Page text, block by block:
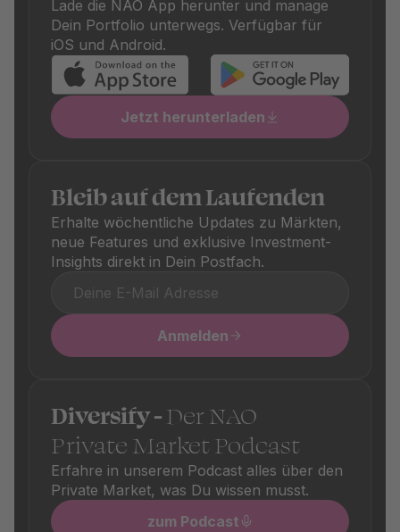
ebenfalls transparent ausgewiesen sind. Diese
unterscheiden sich je nach Produkt und sind in den
jeweiligen Produktdetails klar ersichtlich.
Lade die NAO App herunter und manage
Dein Portfolio unterwegs. Verfügbar für
iOS und Android.
Jetzt herunterladen
Bleib auf dem Laufenden
Erhalte wöchentliche Updates zu Märkten,
neue Features und exklusive Investment-
Insights direkt in Dein Postfach.
Anmelden
Diversify -Der NAO
Private Market Podcast
Erfahre in unserem Podcast alles über den
Private Market, was Du wissen musst.
zum Podcast